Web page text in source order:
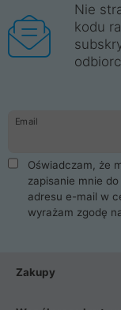
Nie
kodu
Email
Oświadczam, że
zapisanie mnie
adresu e-mail w
wyrażam zgodę
Zakupy